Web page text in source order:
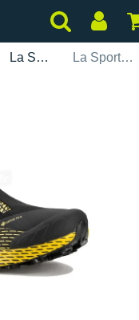
La Sportiva La Sportiva Cyklon Cross Gore-Tex